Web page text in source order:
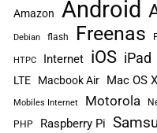
Amazon Android
Debian flash Freenas
HTPC Internet iOS iPad
LTE Macbook Air Mac OS X
Mobiles Internet Motorola
PHP Raspberry Pi